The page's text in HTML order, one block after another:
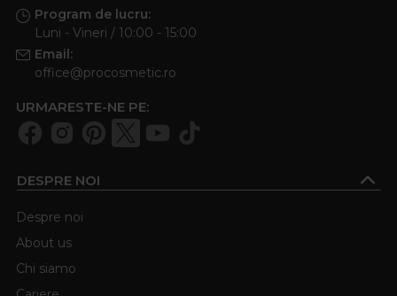
Program de lucru:
Luni - Vineri / 10:00 - 15:00
Email:
office@procosmetic.ro
URMARESTE-NE PE:
DESPRE NOI
Despre noi
About us
Chi siamo